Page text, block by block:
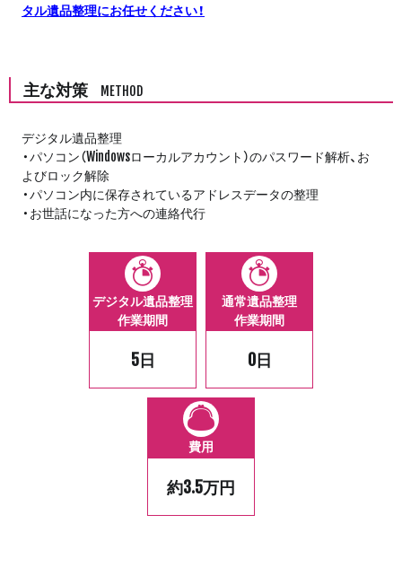
タル遺品整理にお任せください！
主な対策 METHOD
デジタル遺品整理
・パソコン（Windowsローカルアカウント）のパスワード解析、お
よびロック解除
・パソコン内に保存されているアドレスデータの整理
・お世話になった方への連絡代行
デジタル遺品整理
作業期間
5日
通常遺品整理
作業期間
0日
費用
約3.5万円